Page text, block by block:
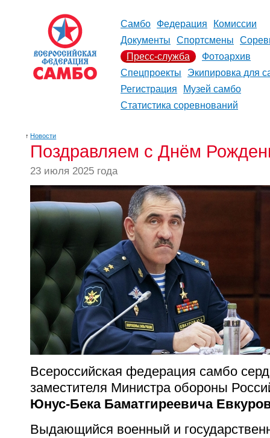
Самбо Федерация
Комиссии
Документы
Спортсмены
Пресс-служба
Фотоархив
Спецпроекты
Экипировка для
Регистрация
Музей самбо
Статистика соревнований
↑ Новости
Поздравляем с Днём
23 июля 2025 года
Всероссийская федерация самбо
заместителя Министра обороны
Юнус-Бека Баматгиреевича
Выдающийся военный и